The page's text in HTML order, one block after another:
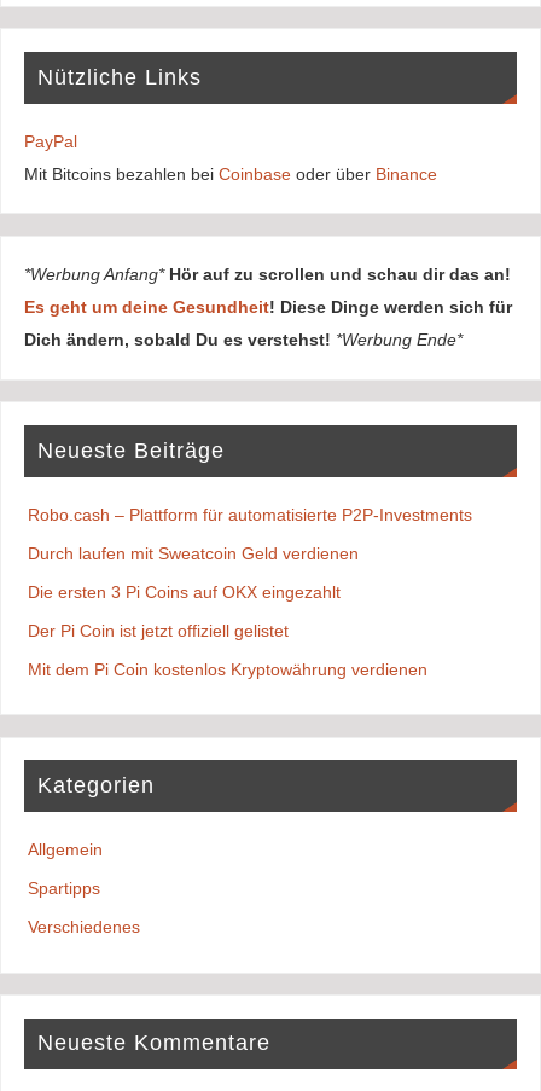
Nützliche Links
PayPal
Mit Bitcoins bezahlen bei Coinbaseoder über Binance
*Werbung Anfang* Hör auf zu scrollen und schau dir das an!
Es geht um deine Gesundheit! Diese Dinge werden sich für
Dich ändern, sobald Du es verstehst! *Werbung Ende*
Neueste Beiträge
Robo.cash – Plattform für automatisierte P2P-Investments
Durch laufen mit Sweatcoin Geld verdienen
Die ersten 3 Pi Coins auf OKX eingezahlt
Der Pi Coin ist jetzt offiziell gelistet
Mit dem Pi Coin kostenlos Kryptowährung verdienen
Kategorien
Allgemein
Spartipps
Verschiedenes
Neueste Kommentare